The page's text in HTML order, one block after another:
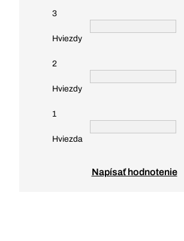
3
Hviezdy
2
Hviezdy
1
Hviezda
Napísať hodnotenie